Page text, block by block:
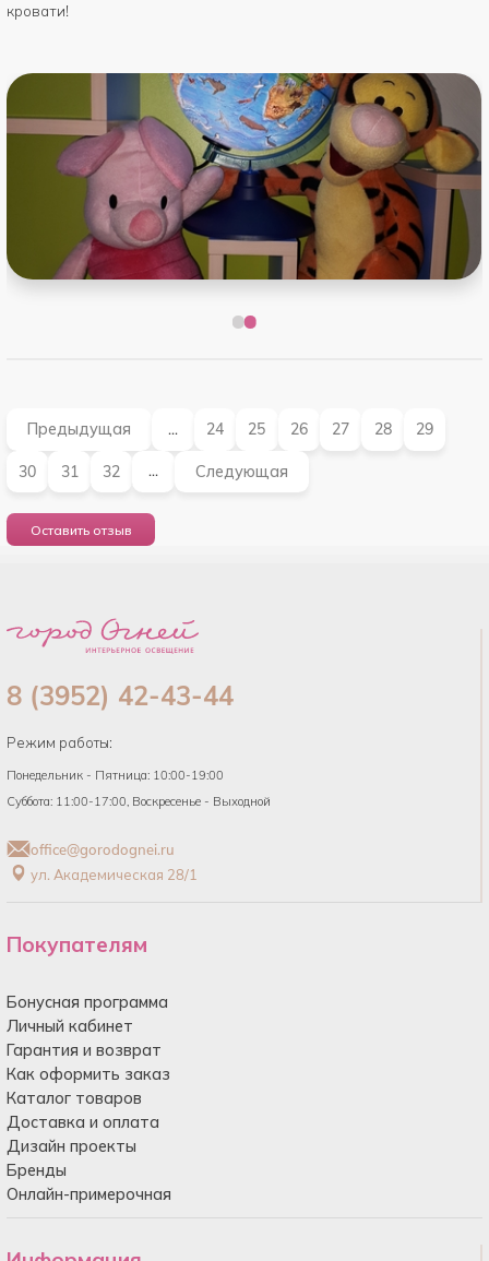
кровати!
Предыдущая ... 24 25 26 27 28 29
30 31 32 ... Следующая
Оставить отзыв
8 (3952) 42-43-44
Режим работы:
Понедельник - Пятница: 10:00-19:00
Суббота: 11:00-17:00, Воскресенье - Выходной
office@gorodognei.ru
ул. Академическая 28/1
Покупателям
Бонусная программа
Личный кабинет
Гарантия и возврат
Как оформить заказ
Каталог товаров
Доставка и оплата
Дизайн проекты
Бренды
Онлайн-примерочная